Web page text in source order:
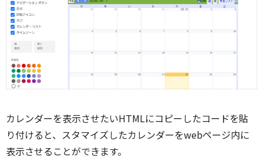
カレンダーを表示させたいHTMLにコピーしたコードを貼
り付けると、スタマイズしたカレンダーをwebページ内に
表示させることができます。